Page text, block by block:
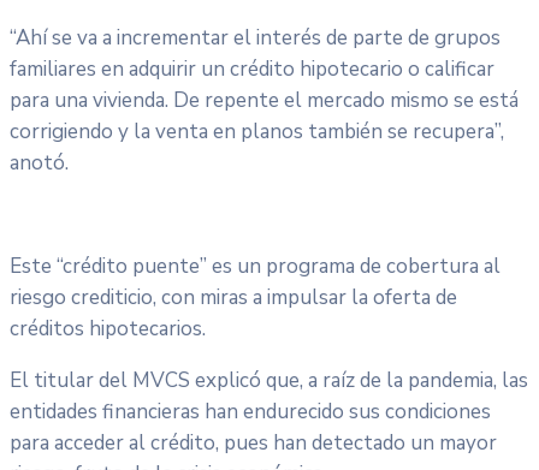
“Ahí se va a incrementar el interés de parte de grupos
familiares en adquirir un crédito hipotecario o calificar
para una vivienda. De repente el mercado mismo se está
corrigiendo y la venta en planos también se recupera”,
anotó.
Este “crédito puente” es un programa de cobertura al
riesgo crediticio, con miras a impulsar la oferta de
créditos hipotecarios.
El titular del MVCS explicó que, a raíz de la pandemia, las
entidades financieras han endurecido sus condiciones
para acceder al crédito, pues han detectado un mayor